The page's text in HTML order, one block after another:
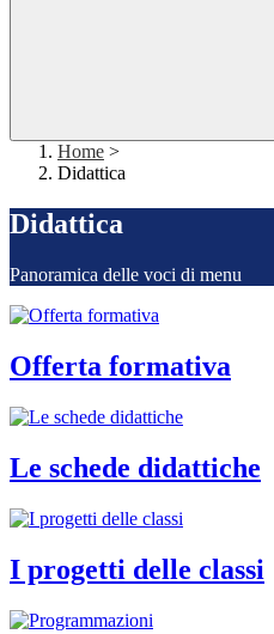
Home >
Didattica
Didattica
Panoramica delle voci di menu
Offerta formativa
Le schede didattiche
I progetti delle classi